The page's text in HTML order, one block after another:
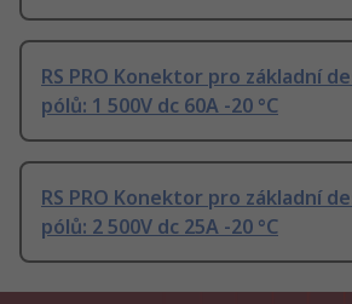
RS PRO Konektor pro základní
pólů: 1 500V dc 60A -20 °C
RS PRO Konektor pro základní
pólů: 2 500V dc 25A -20 °C